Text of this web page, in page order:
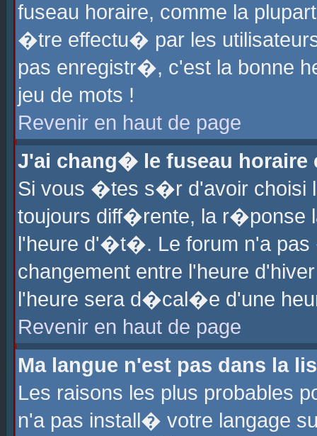
fuseau horaire, comme la
�tre effectu� par les
pas enregistr�, c'est la bonne
jeu de mots !
Revenir en haut de page
J'ai chang� le fuseau horaire
Si vous �tes s�r d'avoir choisi
toujours diff�rente, la r�ponse
l'heure d'�t�. Le forum n'a
changement entre l'heure
l'heure sera d�cal�e d'une
Revenir en haut de page
Ma langue n'est pas dans la
Les raisons les plus probables
n'a pas install� votre langage